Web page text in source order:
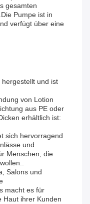
gesamten
Pumpe ist in
verfügt über eine
und ist
von Lotion
aus PE oder
erhältlich ist:
sich hervorragend
und
Menschen, die
Salons und
macht es für
Haut ihrer Kunden